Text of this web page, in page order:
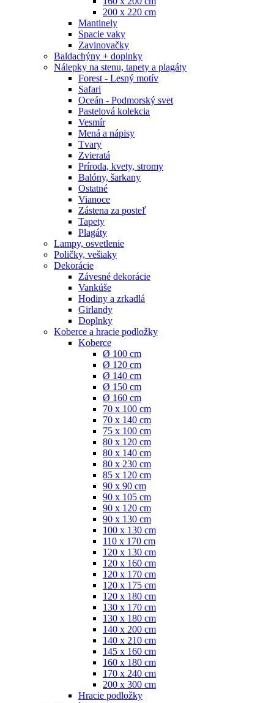
200 x 220 cm
Mantinely
Spacie vaky
Zavinovačky
Baldachýny + doplnky
Nálepky na stenu, tapety a plagáty
Forest - Lesný motív
Safari
Oceán - Podmorský svet
Pastelová kolekcia
Vesmír
Mená a nápisy
Tvary
Zvieratá
Príroda, kvety, stromy
Balóny, šarkany
Ostatné
Vianoce
Zástena za posteľ
Tapety
Plagáty
Lampy, osvetlenie
Poličky, vešiaky
Dekorácie
Závesné dekorácie
Vankúše
Hodiny a zrkadlá
Girlandy
Doplnky
Koberce a hracie podložky
Koberce
Ø 100 cm
Ø 120 cm
Ø 140 cm
Ø 150 cm
Ø 160 cm
70 x 100 cm
70 x 140 cm
75 x 100 cm
80 x 120 cm
80 x 140 cm
80 x 230 cm
85 x 120 cm
90 x 90 cm
90 x 105 cm
90 x 120 cm
90 x 130 cm
100 x 130 cm
110 x 170 cm
120 x 130 cm
120 x 160 cm
120 x 170 cm
120 x 175 cm
120 x 180 cm
130 x 170 cm
130 x 180 cm
140 x 200 cm
140 x 210 cm
145 x 160 cm
160 x 180 cm
170 x 240 cm
200 x 300 cm
Hracie podložky